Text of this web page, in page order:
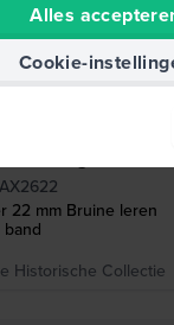
22 mm Bruine leren
band
Historische Collectie
Alles
Cookie-